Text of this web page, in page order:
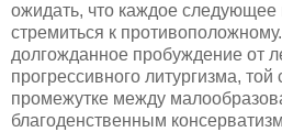
ожидать, что каждое следующее
стремиться к
долгожданное пробуждение от
прогрессивного литургизма,
промежутке между
благоденственным